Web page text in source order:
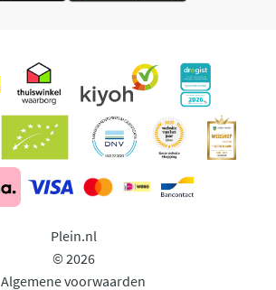
Plein.nl
© 2026
Algemene voorwaarden